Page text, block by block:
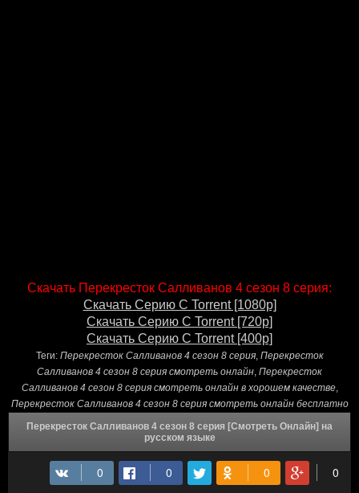
Скачать Перекресток Салливанов 4 сезон 8 серия:
Скачать Серию С Torrent [1080p]
Скачать Серию С Torrent [720p]
Скачать Серию С Torrent [400p]
Теги: Перекресток Салливанов 4 сезон 8 серия, Перекресток
Салливанов 4 сезон 8 серия смотреть онлайн, Перекресток
Салливанов 4 сезон 8 серия смотреть онлайн в хорошем качестве,
Перекресток Салливанов 4 сезон 8 серия смотреть онлайн бесплатно
Перекресток Салливанов 4 сезон 8 серия [Смотреть Онлайн] на
русском языке